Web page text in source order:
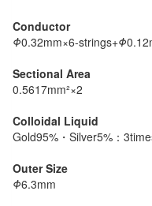
Conductor
Φ0.32mm×6-strings+Φ
Sectional Area
0.5617mm²×2
Colloidal Liquid
Gold95%・Silver5%：
Outer Size
Φ6.3mm